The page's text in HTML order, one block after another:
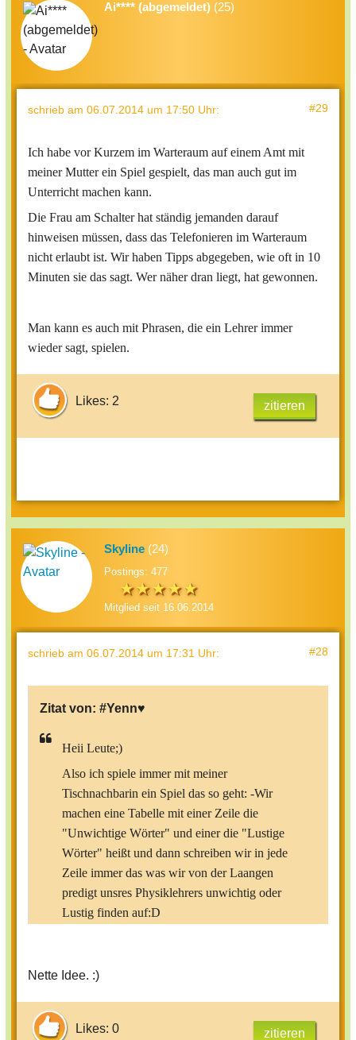
Ai**** (abgemeldet) (25)
schrieb am 06.07.2014 um 17:50 Uhr: #29
Ich habe vor Kurzem im Warteraum auf einem Amt mit
meiner Mutter ein Spiel gespielt, das man auch gut im
Unterricht machen kann.
Die Frau am Schalter hat ständig jemanden darauf
hinweisen müssen, dass das Telefonieren im Warteraum
nicht erlaubt ist. Wir haben Tipps abgegeben, wie oft in 10
Minuten sie das sagt. Wer näher dran liegt, hat gewonnen.
Man kann es auch mit Phrasen, die ein Lehrer immer
wieder sagt, spielen.
Likes: 2 zitieren
Skyline (24)
Postings: 477
Mitglied seit 16.06.2014
schrieb am 06.07.2014 um 17:31 Uhr: #28
Zitat von: #Yenn♥
Heii Leute;)
Also ich spiele immer mit meiner
Tischnachbarin ein Spiel das so geht: -Wir
machen eine Tabelle mit einer Zeile die
"Unwichtige Wörter" und einer die "Lustige
Wörter" heißt und dann schreiben wir in jede
Zeile immer das was wir von der Laangen
predigt unsres Physiklehrers unwichtig oder
Lustig finden auf:D
-Wir schreiben auf ein Bingofeld alle Wörter
auf die der/die Lehrer/in oft sagt und dann
machen wir Papierschnipstel auf die Felder
Nette Idee. :)
Likes: 0 zitieren